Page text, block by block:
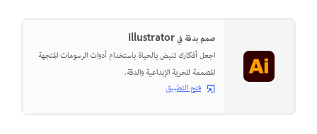
صمم بدقة في Illustrator
اجعل أفكارك تنبض بالحياة باستخدام أدوات الرسومات المتجهة
المصممة للحرية الإبداعية والدقة.
فتح التطبيق